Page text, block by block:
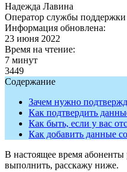
Надежда Лавина
Оператор службы поддержки
Информация обновлена:
23 июня 2022
Время на чтение:
7 минут
3449
Содержание
Зачем нужно
Как подтвердить
Как быть, если у вас
Как добавить данные
В настоящее время
выполнить, расскажу ниже.